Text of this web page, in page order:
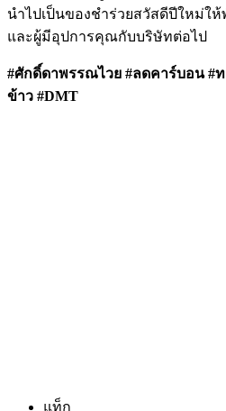
นำไปเป็นของชำร่วยสวัสดีปีใหม่ใ
และผู้มีอุปการคุณกับบริษัทต่อไป
#ศักดิ์ดาพรรณไวย #ลดคาร์บอน #
ข้าว #DMT
แท็ก